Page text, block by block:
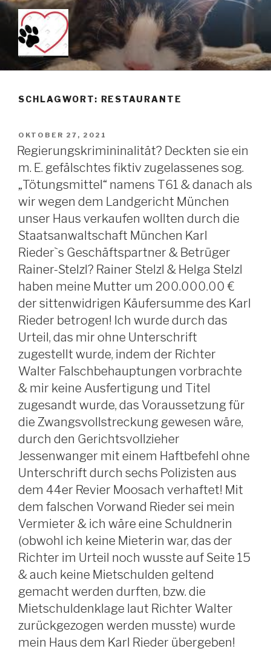
Zum
Inhalt
springen
KEIN TÖTUNGSMITTEL –
MITTEL DER WAHL WENN
REGENBOGENBRÜCKE
SCHICKEN MÖCHTE!!!
Just another WordPress site
SCHLAGWORT: RESTAURANTE
VERÖFFENTLICHT
AM
OKTOBER 27, 2021
Regierungskrimininalität? Deckten sie ein
m. E. gefälschtes fiktiv zugelassenes sog.
„Tötungsmittel“ namens T61 & danach als
wir wegen dem Landgericht München
unser Haus verkaufen wollten durch die
Staatsanwaltschaft München Karl
Rieder`s Geschäftspartner & Betrüger
Rainer-Stelzl? Rainer Stelzl & Helga Stelzl
haben meine Mutter um 200.000.00 €
der sittenwidrigen Käufersumme des Karl
Rieder betrogen! Ich wurde durch das
Urteil, das mir ohne Unterschrift
zugestellt wurde, indem der Richter
Walter Falschbehauptungen vorbrachte
& mir keine Ausfertigung und Titel
zugesandt wurde, das Voraussetzung für
die Zwangsvollstreckung gewesen wäre,
durch den Gerichtsvollzieher
Jessenwanger mit einem Haftbefehl ohne
Unterschrift durch sechs Polizisten aus
dem 44er Revier Moosach verhaftet! Mit
dem falschen Vorwand Rieder sei mein
Vermieter & ich wäre eine Schuldnerin
(obwohl ich keine Mieterin war, das der
Richter im Urteil noch wusste auf Seite 15
& auch keine Mietschulden geltend
gemacht werden durften, bzw. die
Mietschuldenklage laut Richter Walter
zurückgezogen werden musste) wurde
mein Haus dem Karl Rieder übergeben!